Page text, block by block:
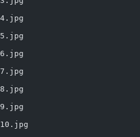
4.jpg
5.jpg
6.jpg
7.jpg
8.jpg
9.jpg
10.jpg